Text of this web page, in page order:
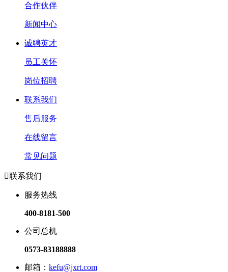
合作伙伴
新闻中心
诚聘英才
员工关怀
岗位招聘
联系我们
售后服务
在线留言
常见问题
联系我们
服务热线
400-8181-500
公司总机
0573-83188888
邮箱： kefu@jxrt.com